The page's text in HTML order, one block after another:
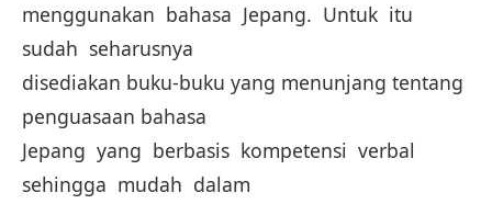
menggunakan bahasa Jepang. Untuk itu
sudah seharusnya
disediakan buku-buku yang menunjang tentang
penguasaan bahasa
Jepang yang berbasis kompetensi verbal
sehingga mudah dalam